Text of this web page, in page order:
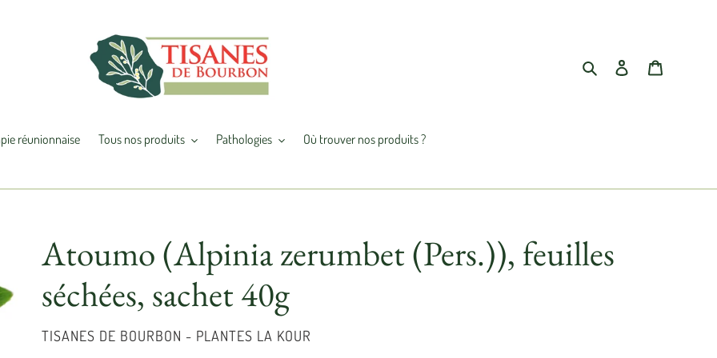
RechercherSe connecter
réunionnaise Tous nos produits Pathologies Où trouver nos produits ?
Atoumo (Alpinia zerumbet (Pers.)), feuilles
séchées, sachet 40g
DISTRIBUTEUR
TISANES DE BOURBON - PLANTES LA KOUR